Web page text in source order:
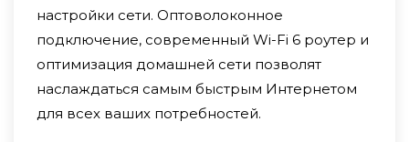
настройки сети. Оптоволоконное
подключение, современный Wi-Fi 6 роутер и
оптимизация домашней сети позволят
наслаждаться самым быстрым Интернетом
для всех ваших потребностей.